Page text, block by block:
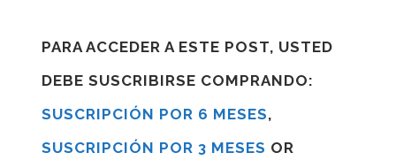
PARA ACCEDER A ESTE POST, USTED
DEBE SUSCRIBIRSE COMPRANDO:
SUSCRIPCIÓN POR 6 MESES,
SUSCRIPCIÓN POR 3 MESES OR